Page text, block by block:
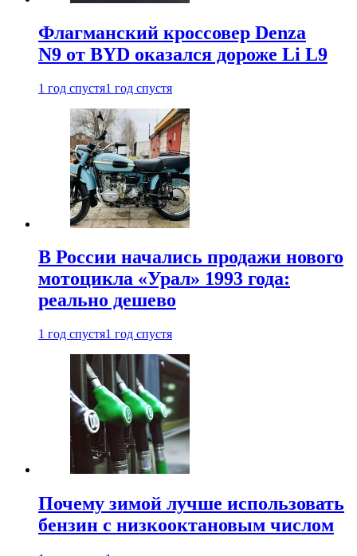
Флагманский кроссовер Denza
N9 от BYD оказался дороже Li L9
1 год спустя1 год спустя
В России начались продажи нового
мотоцикла «Урал» 1993 года:
реально дешево
1 год спустя1 год спустя
Почему зимой лучше использовать
бензин с низкооктановым числом